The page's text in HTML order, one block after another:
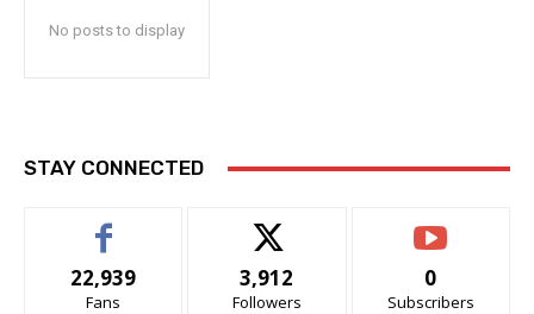
No posts to display
STAY CONNECTED
22,939
Fans
3,912
Followers
0
Subscribers